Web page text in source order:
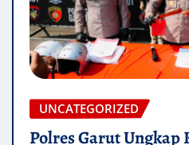
UNCATEGORIZED
Polres Garut Ungkap